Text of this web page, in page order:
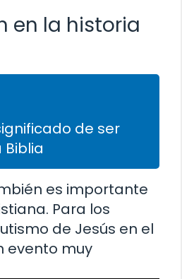
en la historia
de ser
es importante
Para los
de Jesús en el
evento muy